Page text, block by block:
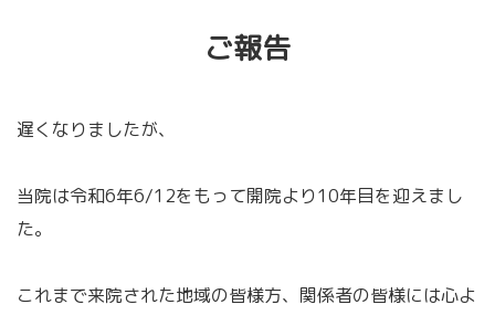
ご報告
遅くなりましたが、
当院は令和6年6/12をもって開院より10年目を迎えまし
た。
これまで来院された地域の皆様方、関係者の皆様には心よ